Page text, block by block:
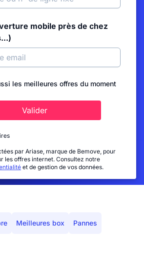
mobile près de chez
les meilleures offres du moment
Valider
par Ariase, marque de Bemove, pour
les offres internet. Consultez notre
et de gestion de vos données.
Meilleures box Pannes